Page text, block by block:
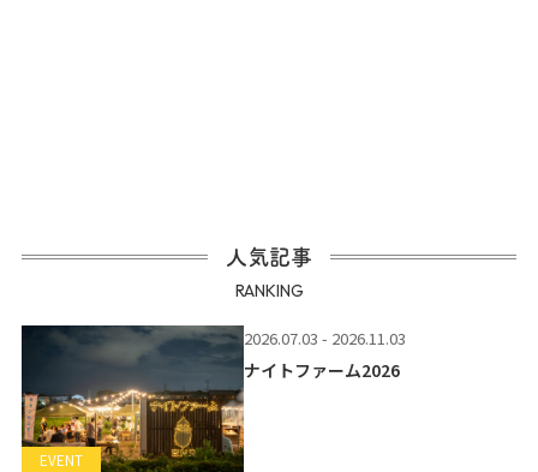
人気記事
RANKING
EVENT
2026.07.03 - 2026.11.03
ナイトファーム2026